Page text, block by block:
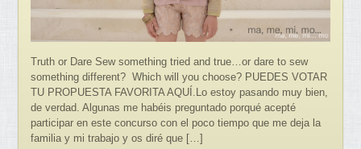
Truth or Dare Sew something tried and true…or dare to sew
something different? Which will you choose? PUEDES VOTAR
TU PROPUESTA FAVORITA AQUÍ.Lo estoy pasando muy bien,
de verdad. Algunas me habéis preguntado porqué acepté
participar en este concurso con el poco tiempo que me deja la
familia y mi trabajo y os diré que […]